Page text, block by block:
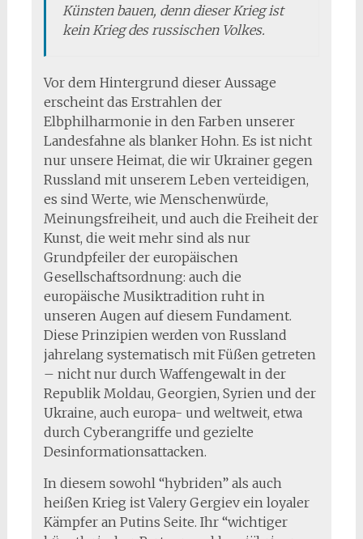
Künsten bauen, denn dieser Krieg ist
kein Krieg des russischen Volkes.
Vor dem Hintergrund dieser Aussage
erscheint das Erstrahlen der
Elbphilharmonie in den Farben unserer
Landesfahne als blanker Hohn. Es ist nicht
nur unsere Heimat, die wir Ukrainer gegen
Russland mit unserem Leben verteidigen,
es sind Werte, wie Menschenwürde,
Meinungsfreiheit, und auch die Freiheit der
Kunst, die weit mehr sind als nur
Grundpfeiler der europäischen
Gesellschaftsordnung: auch die
europäische Musiktradition ruht in
unseren Augen auf diesem Fundament.
Diese Prinzipien werden von Russland
jahrelang systematisch mit Füßen getreten
– nicht nur durch Waffengewalt in der
Republik Moldau, Georgien, Syrien und der
Ukraine, auch europa- und weltweit, etwa
durch Cyberangriffe und gezielte
Desinformationsattacken.
In diesem sowohl “hybriden” als auch
heißen Krieg ist Valery Gergiev ein loyaler
Kämpfer an Putins Seite. Ihr “wichtiger